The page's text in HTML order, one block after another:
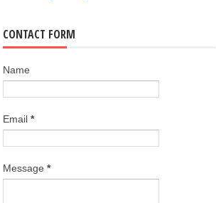
CONTACT FORM
Name
Email *
Message *